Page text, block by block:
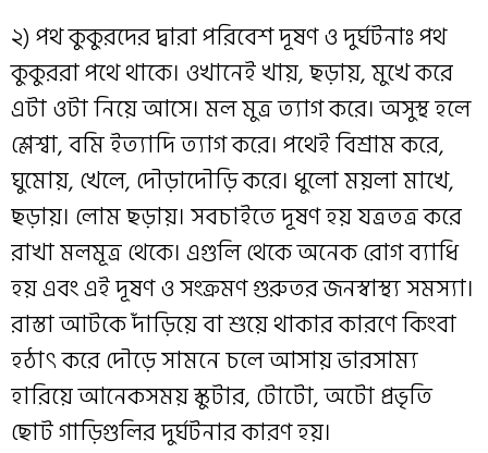
২) পথ কুকুরদের দ্বারা পরিবেশ দূষণ ও দুর্ঘটনাঃ পথ
কুকুররা পথে থাকে। ওখানেই খায়, ছড়ায়, মুখে করে
এটা ওটা নিয়ে আসে। মল মুত্র ত্যাগ করে। অসুস্থ হলে
শ্লেশ্বা, বমি ইত্যাদি ত্যাগ করে। পথেই বিশ্রাম করে,
ঘুমোয়, খেলে, দৌড়াদৌড়ি করে। ধুলো ময়লা মাখে,
ছড়ায়। লোম ছড়ায়। সবচাইতে দূষণ হয় যত্রতত্র করে
রাখা মলমূত্র থেকে। এগুলি থেকে অনেক রোগ ব্যাধি
হয় এবং এই দূষণ ও সংক্রমণ গুরুতর জনস্বাস্থ্য সমস্যা।
রাস্তা আটকে দাঁড়িয়ে বা শুয়ে থাকার কারণে কিংবা
হঠাৎ করে দৌড়ে সামনে চলে আসায় ভারসাম্য
হারিয়ে আনেকসময় স্কুটার, টোটো, অটো প্রভৃতি
ছোট গাড়িগুলির দুর্ঘটনার কারণ হয়।